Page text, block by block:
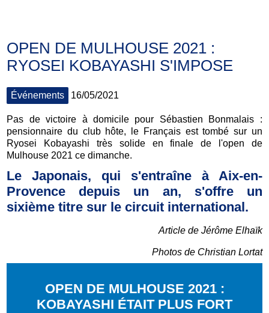
OPEN DE MULHOUSE 2021 :
RYOSEI KOBAYASHI S'IMPOSE
Événements 16/05/2021
Pas de victoire à domicile pour Sébastien Bonmalais :
pensionnaire du club hôte, le Français est tombé sur un
Ryosei Kobayashi très solide en finale de l'open de
Mulhouse 2021 ce dimanche.
Le Japonais, qui s'entraîne à Aix-en-
Provence depuis un an, s'offre un
sixième titre sur le circuit international.
Article de Jérôme Elhaïk
Photos de Christian Lortat
OPEN DE MULHOUSE 2021 :
KOBAYASHI ÉTAIT PLUS FORT